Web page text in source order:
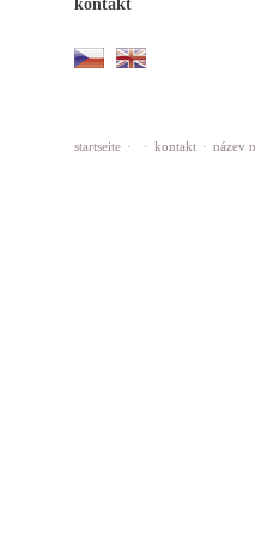
kontakt
startseite · · kontakt · název